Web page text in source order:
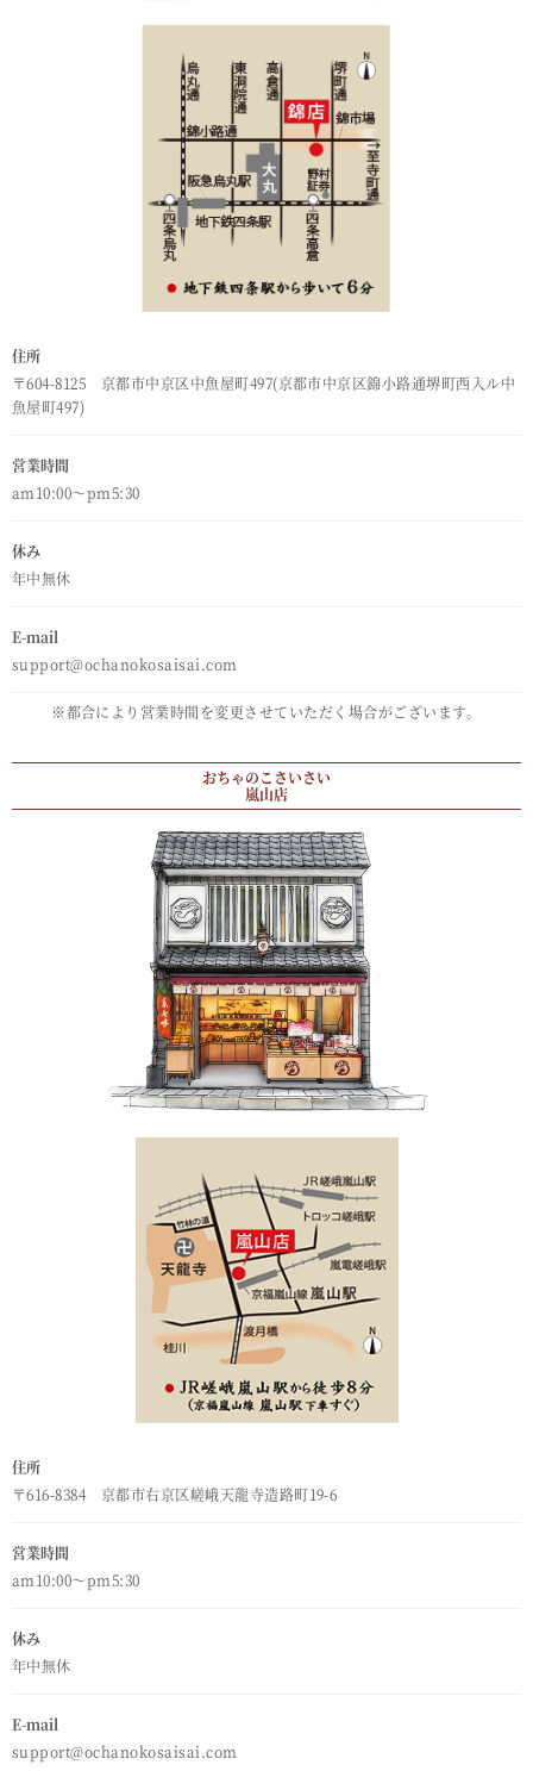
住所
〒604-8125 京都市中京区中魚屋町497(京都市中京区錦小路通堺町西入ル中
魚屋町497)
営業時間
am10:00～pm5:30
休み
年中無休
E-mail
support@ochanokosaisai.com
※都合により営業時間を変更させていただく場合がございます。
おちゃのこさいさい
嵐山店
住所
〒616-8384 京都市右京区嵯峨天龍寺造路町19-6
営業時間
am10:00～pm5:30
休み
年中無休
E-mail
support@ochanokosaisai.com